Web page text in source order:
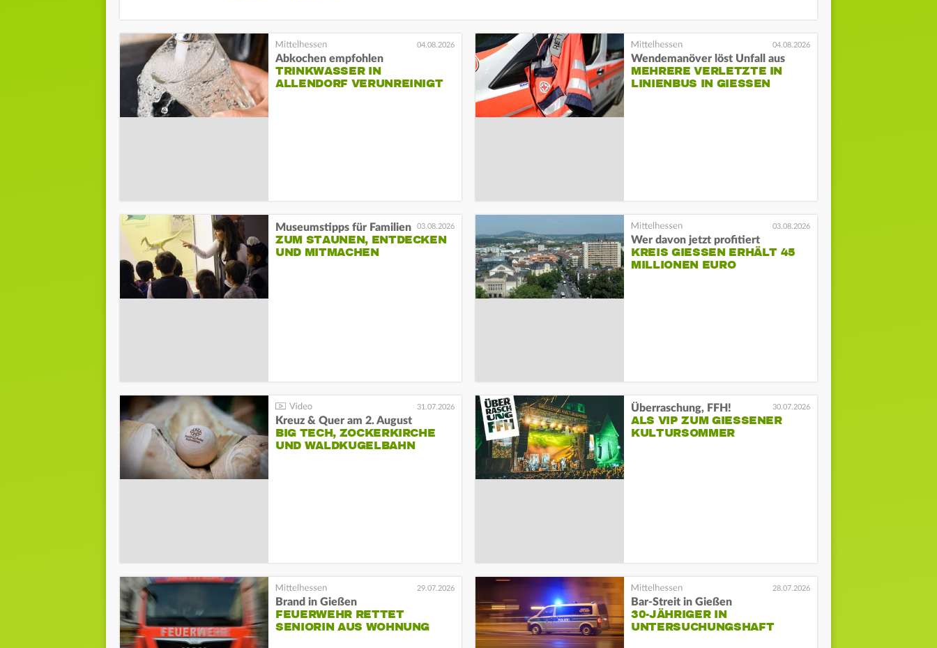
04.08.2026
Abkochen empfohlen
TRINKWASSER IN
ALLENDORF VERUNREINIGT
04.08.2026
Wendemanöver löst Unfall aus
MEHRERE VERLETZTE IN
LINIENBUS IN GIESSEN
03.08.2026
Museumstipps für Familien
ZUM STAUNEN, ENTDECKEN
UND MITMACHEN
03.08.2026
Wer davon jetzt profitiert
KREIS GIESSEN ERHÄLT 45 M
ILLIONEN EURO
31.07.2026
Kreuz & Quer am 2. August
BIG TECH, ZOCKERKIRCHE
UND WALDKUGELBAHN
30.07.2026
Überraschung, FFH!
ALS VIP ZUM GIESSENER K
ULTURSOMMER
29.07.2026
Brand in Gießen
FEUERWEHR RETTET
SENIORIN AUS WOHNUNG
28.07.2026
Bar-Streit in Gießen
30-JÄHRIGER IN
UNTERSUCHUNGSHAFT